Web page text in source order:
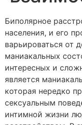
Биполярное
населения, и его
варьироваться от
маниакальных
интересных и
является
которая нередко
сексуальным
интимной жизни